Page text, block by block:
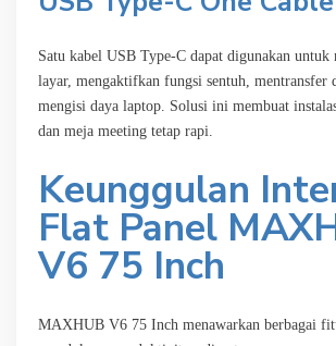
Satu kabel USB Type-C dapat digunakan untuk
layar, mengaktifkan fungsi sentuh, mentransfer
mengisi daya laptop. Solusi ini membuat
dan meja meeting tetap rapi.
Keunggulan
Flat Panel
V6 75 Inch
MAXHUB V6 75 Inch menawarkan berbagai